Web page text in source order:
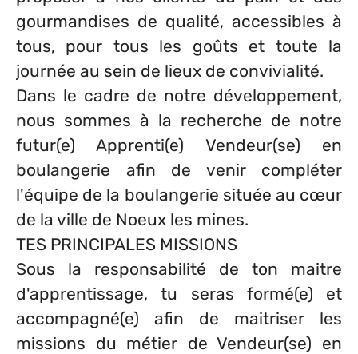
gourmandises de qualité, accessibles à
tous, pour tous les goûts et toute la
journée au sein de lieux de convivialité.
Dans le cadre de notre développement,
nous sommes à la recherche de notre
futur(e) Apprenti(e) Vendeur(se) en
boulangerie afin de venir compléter
l'équipe de la boulangerie située au cœur
de la ville de Noeux les mines.
TES PRINCIPALES MISSIONS
Sous la responsabilité de ton maitre
d'apprentissage, tu seras formé(e) et
accompagné(e) afin de maitriser les
missions du métier de Vendeur(se) en